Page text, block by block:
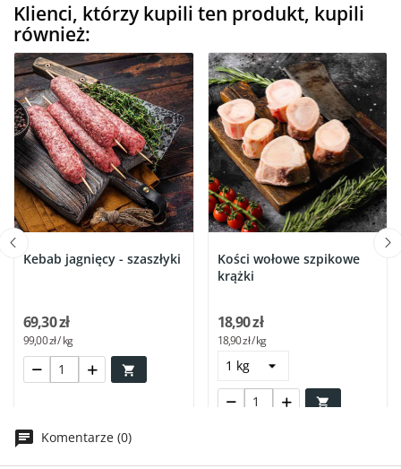
Klienci, którzy kupili ten produkt, kupili
również:
Kebab jagnięcy - szaszłyki

69,30 zł
99,00 zł / kg
Kości wołowe szpikowe
krążki

18,90 zł
18,90 zł / kg
Komentarze (0)